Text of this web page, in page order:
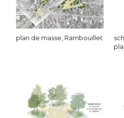
plan de masse, Rambouillet